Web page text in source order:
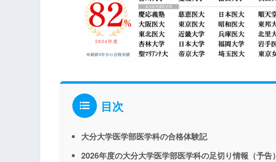
目次
大分大学医学部医学科の合格体験記
2026年度の大分大学医学部医学科の足切り情報（予告）